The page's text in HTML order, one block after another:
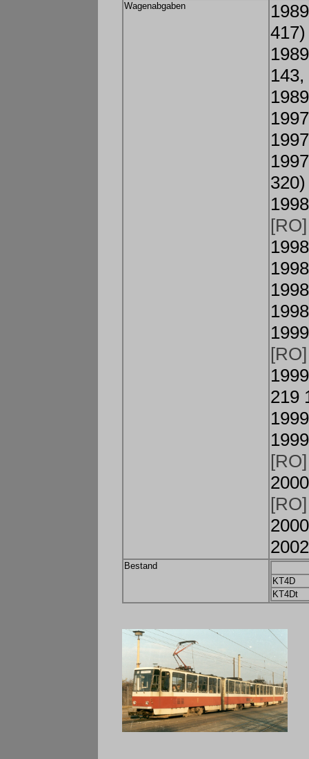
Wagenabgaben
417)
320)
[RO]
[RO]
219
[RO]
[RO]
Bestand
KT4D
KT4Dt